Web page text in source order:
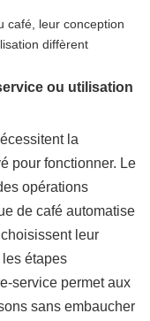
café, leur conception
diffèrent
ou utilisation
la
pour fonctionner. Le
opérations
de café automatise
leur
étapes
service permet aux
sans embaucher